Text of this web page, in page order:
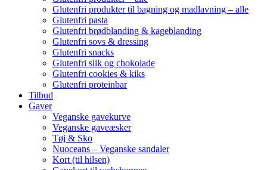
Glutenfri produkter til bagning og madlavning – alle
Glutenfri pasta
Glutenfri brødblanding & kageblanding
Glutenfri sovs & dressing
Glutenfri snacks
Glutenfri slik og chokolade
Glutenfri cookies & kiks
Glutenfri proteinbar
Tilbud
Gaver
Veganske gavekurve
Veganske gaveæsker
Tøj & Sko
Nuoceans – Veganske sandaler
Kort (til hilsen)